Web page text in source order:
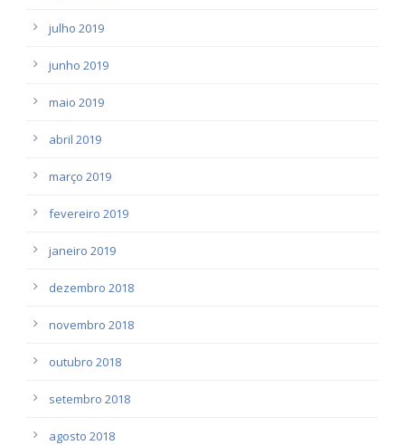
julho 2019
junho 2019
maio 2019
abril 2019
março 2019
fevereiro 2019
janeiro 2019
dezembro 2018
novembro 2018
outubro 2018
setembro 2018
agosto 2018